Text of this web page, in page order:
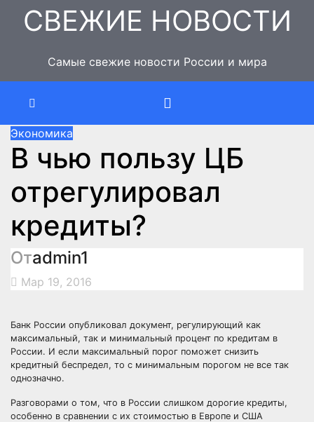
ПерейтиСВЕЖИЕ НОВОСТИ
Самые свежие новости России и мира
Экономика
В чью пользу ЦБ
отрегулировал
кредиты?
Отadmin1
Мар 19, 2016
Банк России опубликовал документ, регулирующий как
максимальный, так и минимальный процент по кредитам в
России. И если максимальный порог поможет снизить
кредитный беспредел, то с минимальным порогом не все так
однозначно.
Разговорами о том, что в России слишком дорогие кредиты,
особенно в сравнении с их стоимостью в Европе и США